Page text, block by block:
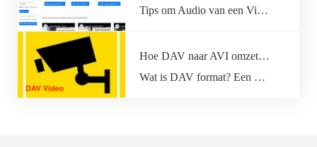
Tips om Audio van een Video naar Tekst te Converteren VocalmaticAmberscriptTemiHappyscribe Vocalmatic Prijs 1 Uur – $15,002-9 Uren – $10,0010-14…
Hoe DAV naar AVI omzetten met DAV video converter?
Wat is DAV format? Een DAV bestand is een outputformat van digitale videorecorder zoals DVR365, DVR-1600HP, DSD316, DSD304, DSD308 en…